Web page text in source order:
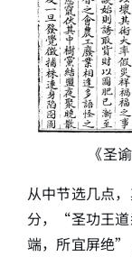
《圣
从中节选几点
分，“圣功王
端，所宜屏绝